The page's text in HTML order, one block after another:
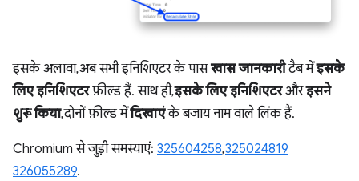
इसके अलावा, अब सभी इनिशिएटर के पासखास जानकारीटैब मेंइसके
लिए इनिशिएटरफ़ील्ड हैं. साथ ही,इसके लिए इनिशिएटरऔरइसने
शुरू किया, दोनों फ़ील्ड मेंदिखाएंके बजाय नाम वाले लिंक हैं.
Chromium से जुड़ी समस्याएं: 325604258,325024819
326055289.